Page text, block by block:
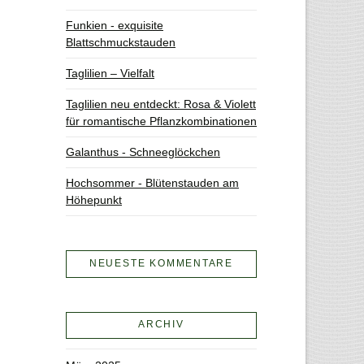
Funkien - exquisite
Blattschmuckstauden
Taglilien – Vielfalt
Taglilien neu entdeckt: Rosa & Violett
für romantische Pflanzkombinationen
Galanthus - Schneeglöckchen
Hochsommer - Blütenstauden am
Höhepunkt
NEUESTE KOMMENTARE
ARCHIV